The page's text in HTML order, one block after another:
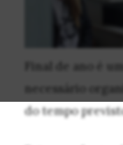
Final de ano é
necessário
do tempo